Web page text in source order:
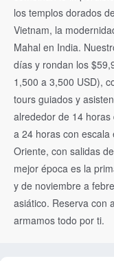
los templos dorados
Vietnam, la
Mahal en India.
días y rondan los
1,500 a 3,500 USD),
tours guiados y
alrededor de 14
a 24 horas con escala
Oriente, con salidas
mejor época es la
y de noviembre a
asiático. Reserva con
armamos todo por ti.